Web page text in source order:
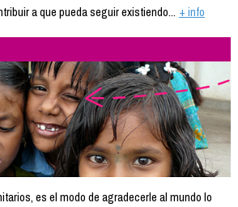
a que pueda seguir existiendo... + info
es el modo de agradecerle al mundo lo